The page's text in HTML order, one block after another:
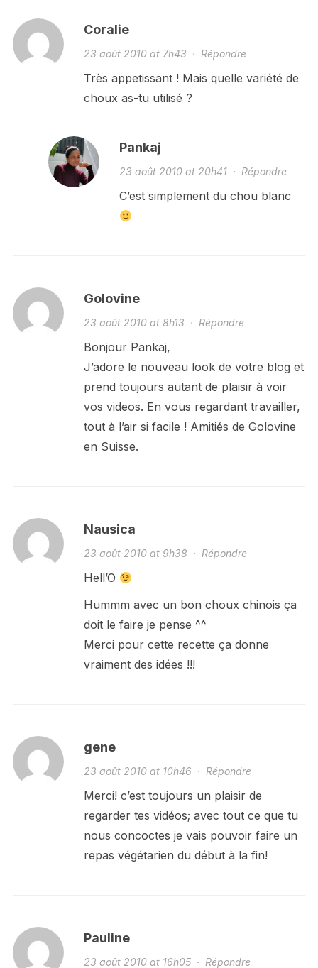
Coralie
23 août 2010 at 7h43 · Répondre
Très appetissant ! Mais quelle variété de
choux as-tu utilisé ?
Pankaj
23 août 2010 at 20h41· Répondre
C’est simplement du chou blanc
Golovine
23 août 2010 at 8h13 · Répondre
Bonjour Pankaj,
J’adore le nouveau look de votre blog et
prend toujours autant de plaisir à voir
vos videos. En vous regardant travailler,
tout à l’air si facile ! Amitiés de Golovine
en Suisse.
Nausica
23 août 2010 at 9h38 · Répondre
Hell’O
Hummm avec un bon choux chinois ça
doit le faire je pense ^^
Merci pour cette recette ça donne
vraiment des idées !!!
gene
23 août 2010 at 10h46· Répondre
Merci! c’est toujours un plaisir de
regarder tes vidéos; avec tout ce que tu
nous concoctes je vais pouvoir faire un
repas végétarien du début à la fin!
Pauline
23 août 2010 at 16h05· Répondre